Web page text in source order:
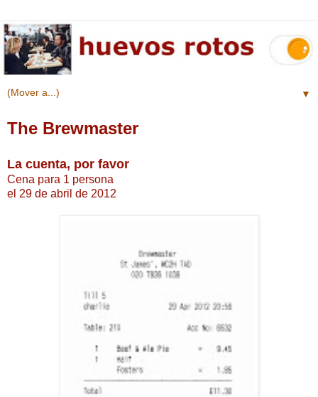
▼
The Brewmaster
La cuenta, por favor
Cena para 1 persona
el 29 de abril de 2012